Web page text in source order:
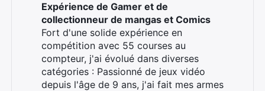
Expérience de Gamer et de
collectionneur de mangas et Comics
Fort d'une solide expérience en
compétition avec 55 courses au
compteur, j'ai évolué dans diverses
catégories : Passionné de jeux vidéo
depuis l'âge de 9 ans, j'ai fait mes armes